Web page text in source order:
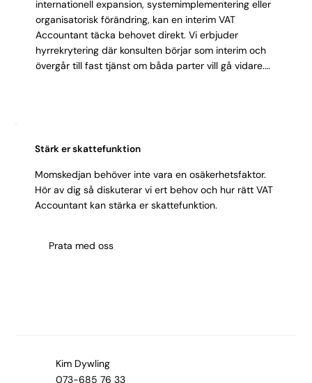
internationell expansion, systemimplementering eller
organisatorisk förändring, kan en interim VAT
Accountant täcka behovet direkt. Vi erbjuder
hyrrekrytering där konsulten börjar som interim och
övergår till fast tjänst om båda parter vill gå vidare.
Stärk er skattefunktion
Momskedjan behöver inte vara en osäkerhetsfaktor.
Hör av dig så diskuterar vi ert behov och hur rätt VAT
Accountant kan stärka er skattefunktion.
Prata med oss
Kim Dywling
073-685 76 33